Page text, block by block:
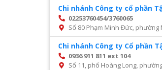
Chi nhánh Công ty cổ phần
02253760454/3760065
Số 80 Phạm Minh Đức,
Chi nhánh Công ty Cổ phần
0936 911 811 ext 104
Số 11, phố Hoàng Long,